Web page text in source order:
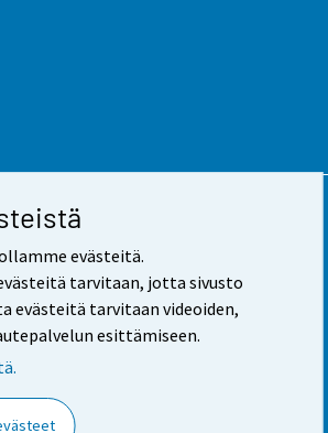
evästeitä.
tarvitaan, jotta sivusto
evästeitä tarvitaan videoiden,
esittämiseen.